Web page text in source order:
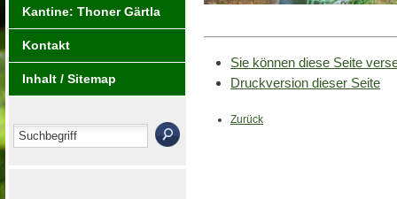
Kantine: Thoner Gärtla
Kontakt
Inhalt / Sitemap
Sie können diese Seite
Druckversion dieser Seite
Zurück